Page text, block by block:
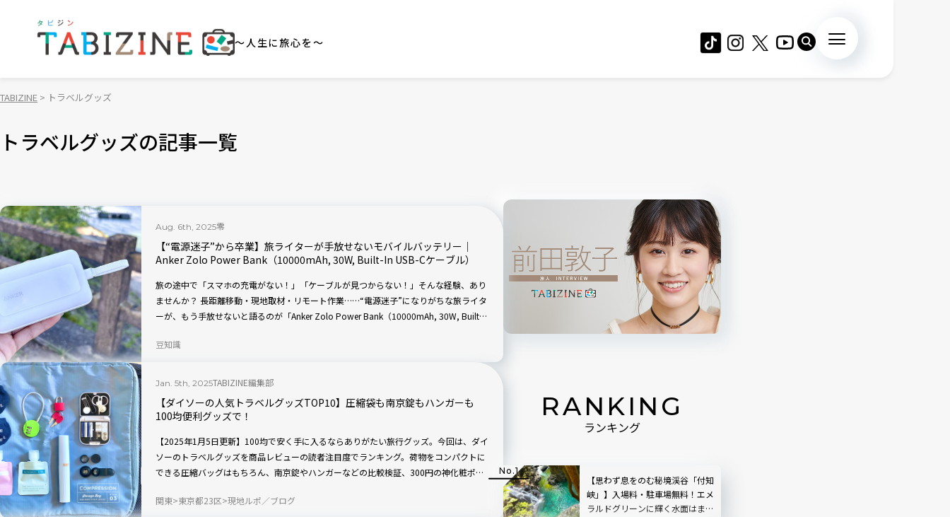
～人生に旅心を～
TABIZINE トラベルグッズ
トラベルグッズの記事一覧
Aug. 6th, 2025零
【“電源迷子”から卒業】旅ライターが手放せないモバイルバッテリー｜
Anker Zolo Power Bank（10000mAh, 30W, Built-In USB-Cケーブル）
旅の途中で「スマホの充電がない！」「ケーブルが見つからない！」そんな経験、あり
ませんか？ 長距離移動・現地取材・リモート作業……“電源迷子”になりがちな旅ライタ
ーが、もう手放せないと語るのが「Anker Zolo Power Bank（10000mAh, 30W, Built-In
をご紹介します。
豆知識
Jan. 5th, 2025TABIZINE編集部
【ダイソーの人気トラベルグッズTOP10】圧縮袋も南京錠もハンガーも
100均便利グッズで！
【2025年1月5日更新】100均で安く手に入るならありがたい旅行グッズ。今回は、ダイ
ソーのトラベルグッズを商品レビューの読者注目度でランキング。荷物をコンパクトに
できる圧縮バッグはもちろん、南京錠やハンガーなどの比較検証、300円の神化粧ポー
関東 東京都23区 現地ルポ／ブログ
RANKING
ランキング
【思わず息をのむ秘境渓谷「付知
峡」】入場料・駐車場無料！エメ
ラルドグリーンに輝く水面はまる